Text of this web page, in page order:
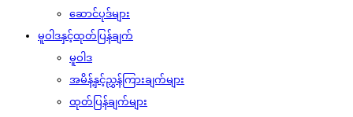
ဆောင်ပုဒ်များ
မူဝါဒနှင့်ထုတ်ပြန်ချက်
မူဝါဒ
အမိန့်နှင့်ညွှန်ကြားချက်များ
ထုတ်ပြန်ချက်များ